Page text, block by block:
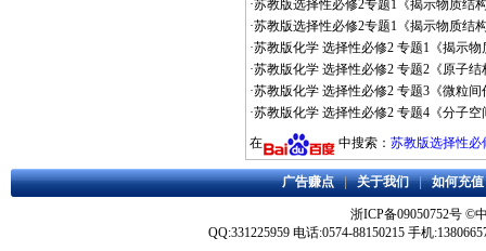
·苏教版选择性必修2专题1《揭示物质结
·苏教版选择性必修2专题1《揭示物质结
·苏教版化学 选择性必修2 专题1《揭示
·苏教版化学 选择性必修2 专题2《原子
·苏教版化学 选择性必修2 专题3《微粒
·苏教版化学 选择性必修2 专题4《分子
在
中搜索： 苏教版选择性必
广告赚点|关于我们|如何充值
浙ICP备09050752号 ©
QQ:331225959 电话:0574-88150215 手机